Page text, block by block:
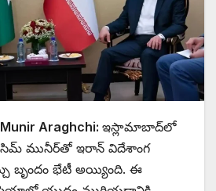
Araghchi: ఇస్లామాబాద్‌లో
మునీర్‌తో ఇరాన్ విదేశాంగ
బృందం భేటీ అయ్యింది. ఈ